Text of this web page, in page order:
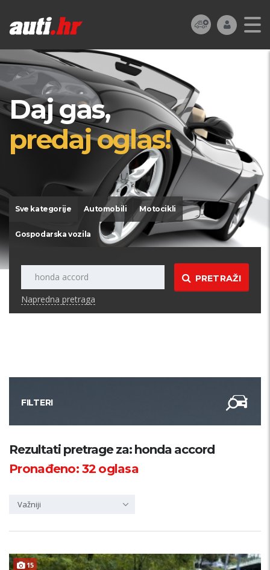
Daj gas,
predaj oglas!
Sve kategorije Automobili Motocikli
Gospodarska vozila
PRETRAŽI
Napredna pretraga
FILTERI
Kategorija
PRETRAŽI
Rezultati pretrage za: honda accord
Pronađeno:32oglasa
Važniji
15